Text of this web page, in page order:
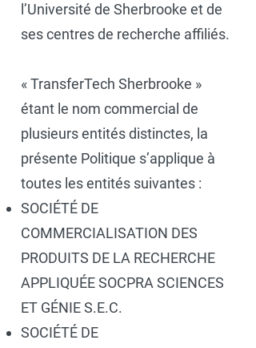
l’Université de Sherbrooke et de
ses centres de recherche affiliés.
« TransferTech Sherbrooke »
étant le nom commercial de
plusieurs entités distinctes, la
présente Politique s’applique à
toutes les entités suivantes :
SOCIÉTÉ DE
COMMERCIALISATION DES
PRODUITS DE LA RECHERCHE
APPLIQUÉE SOCPRA SCIENCES
ET GÉNIE S.E.C.
SOCIÉTÉ DE